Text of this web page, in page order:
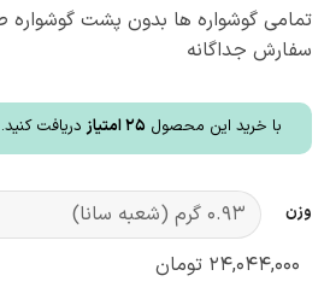
تمامی گوشواره ها بدون پشت گوشواره
سفارش جداگانه
با خرید این محصول 25امتیازدریافت کنید.
وزن
۲۴,۰۴۴,۰۰۰ تومان